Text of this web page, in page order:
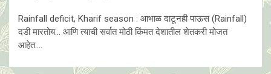
Rainfall deficit, Kharif season : आभाळ दाटूनही पाऊस (Rainfall)
दडी मारतोय… आणि त्याची सर्वात मोठी किंमत देशातील शेतकरी मोजत
आहेत....